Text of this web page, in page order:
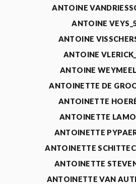
ANTOINE
ANTOINE
ANTOINE
ANTOINE
ANTOINE
ANTOINETTE DE
ANTOINETTE
ANTOINETTE
ANTOINETTE
ANTOINETTE
ANTOINETTE
ANTOINETTE VAN